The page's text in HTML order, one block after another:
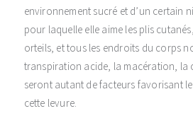
environnement sucré et d’un certain
pour laquelle elle aime les plis
orteils, et tous les endroits du corps
transpiration acide, la macération, la
seront autant de facteurs favorisant
cette levure.